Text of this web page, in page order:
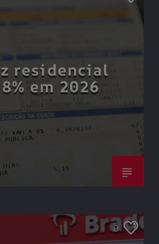
residencial
em 2026
0